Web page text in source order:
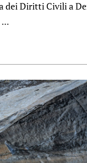
dei Diritti Civili a